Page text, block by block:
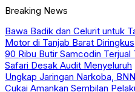
Breaking News
Bawa Badik dan Celurit untuk
Motor di Tanjab Barat Diringkus
90 Ribu Butir Samcodin Terjual
Safari Desak Audit Menyeluruh
Ungkap Jaringan Narkoba,
Cukai Amankan Sembilan